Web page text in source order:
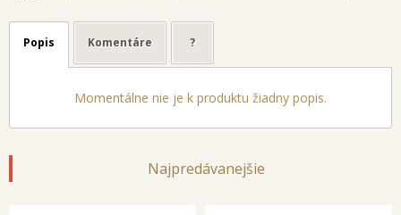
Najpredávanejšie
Popis Komentáre ?
Momentálne nie je k produktu žiadny popis.